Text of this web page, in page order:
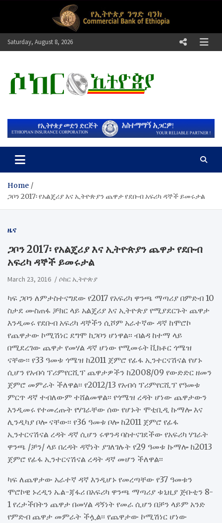
Saturday, August 8, 2026
ሶከር ኢትዮጵያ
Home
ጋቦን 2017፡ የአልጄሪያ እና ኢትዮጵያን ጨዋታ የደቡብ አፍሪካ ዳኞች ይመሩታል
ዜና
ጋቦን 2017፡ የአልጄሪያ እና ኢትዮጵያን ጨዋታ የደቡብ
አፍሪካ ዳኞች ይመሩታል
March 23, 2016 ሶከር ኢትዮጵያ
ካፍ ጋቦን ለምታስተናግደው የ2017 የአፍሪካ ዋንጫ ማጣሪያ በምድብ 10
ስታደ ሙስጠፋ ቻክር ላይ አልጄሪያ እና ኢትዮጵያ የሚያደርጉት ጨዋታ
እንዲመሩ የደቡብ አፍሪካ ዳኞችን ሲሾም አራተኛው ዳኛ ከሞሮኮ
የጨዋታው ኮሚሽነር ደግሞ ከጋቦን ሆነዋል፡፡ ብልዳ ከተማ ላይ
በሚደረገው ጨዋታ የመሃል ዳኛ ሆነው የሚመሩት ቪክቶር ጎሜዝ
ናቸው፡፡ የ33 ዓመቱ ጎሜዝ ከ2011 ጀምሮ የፊፋ ኢንተርናሽናል የሆኑ
ሲሆን የአብሳ ፕሪምየርሺፕ ጨዋታዎችን ከ2008/09 የውድድር ዘመን
ጀምሮ መምራት ችለዋል፡፡ የ2012/13 የአብሳ ፕሪምየርሺፕ የዓመቱ
ምርጥ ዳኛ ተብለውም ተሸልመዋል፡፡ የጎሜዝ ረዳት ሆነው ጨዋታውን
እንዲመሩ የተመረጡት የሃገራቸው ሰው የሆኑት ሞቲቢዲ ኩማሎ እና
ሊንዲካያ ቦሎ ናቸው፡፡ የ36 ዓመቱ ቦሎ ከ2011 ጀምሮ የፊፋ
ኢንተርናሽናል ረዳት ዳኛ ሲሆን ሩዋንዳ ባስተናገደችው የአፍሪካ ሃገራት
ዋንጫ /ቻን/ ላይ በረዳት ዳኛነት ያገለገሉት የ29 ዓመቱ ኩማሎ ከ2013
ጀምሮ የፊፋ ኢንተርናሽናል ረዳት ዳኛ መሆን ችለዋል፡፡
ካፍ ለጨዋታው አራተኛ ዳኛ እንዲሆኑ የመረጣቸው የ37 ዓመቱን
ሞሮኮዊ ኑረዲን ኤል-ጃፋሪ በአፍሪካ ዋንጫ ማጣሪያ ቱኒዚያ ጅቡቲን 8-
1 የረታችበትን ጨዋታ በመሃል ዳኝነት የመራ ሲሆን በቻን ላይም አንድ
የምድብ ጨዋታ መምራት ችሏል፡፡ የጨዋታው ኮሚሽነር ሆነው